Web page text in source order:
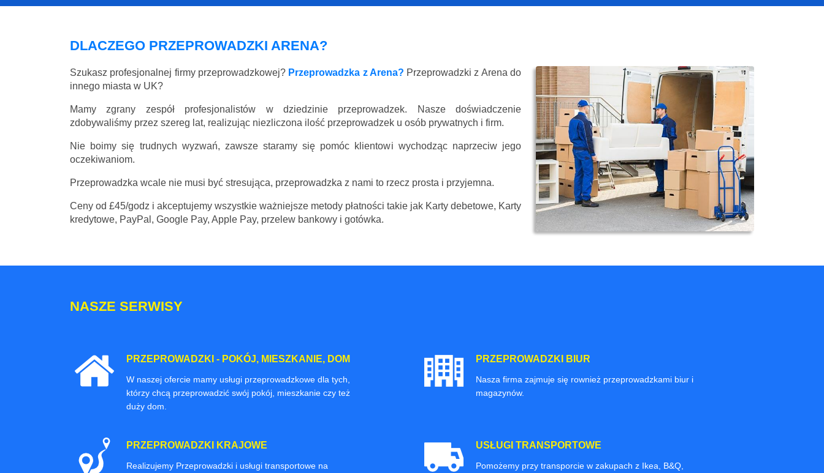
DLACZEGO PRZEPROWADZKI ARENA?
Szukasz profesjonalnej firmy przeprowadzkowej? Przeprowadzka z Arena? Przeprowadzki z Arena do
innego miasta w UK?
Mamy zgrany zespół profesjonalistów w dziedzinie przeprowadzek. Nasze doświadczenie
zdobywaliśmy przez szereg lat, realizując niezliczona ilość przeprowadzek u osób prywatnych i firm.
Nie boimy się trudnych wyzwań, zawsze staramy się pomóc klientowi wychodząc naprzeciw jego
oczekiwaniom.
Przeprowadzka wcale nie musi być stresująca, przeprowadzka z nami to rzecz prosta i przyjemna.
Ceny od £45/godz i akceptujemy wszystkie ważniejsze metody płatności takie jak Karty debetowe, Karty
kredytowe, PayPal, Google Pay, Apple Pay, przelew bankowy i gotówka.
NASZE SERWISY
PRZEPROWADZKI - POKÓJ, MIESZKANIE, DOM
W naszej ofercie mamy usługi przeprowadzkowe dla tych,
którzy chcą przeprowadzić swój pokój, mieszkanie czy też
duży dom.
PRZEPROWADZKI BIUR
Nasza firma zajmuje się rownież przeprowadzkami biur i
magazynów.
PRZEPROWADZKI KRAJOWE
Realizujemy Przeprowadzki i usługi transportowe na
USŁUGI TRANSPORTOWE
Pomożemy przy transporcie w zakupach z Ikea, B&Q,